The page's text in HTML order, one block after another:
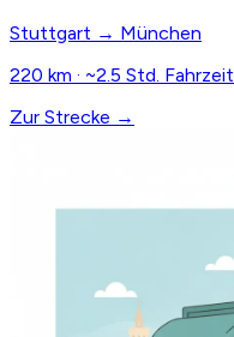
Stuttgart → München
220 km · ~2.5 Std. Fahrzeit
Zur Strecke →